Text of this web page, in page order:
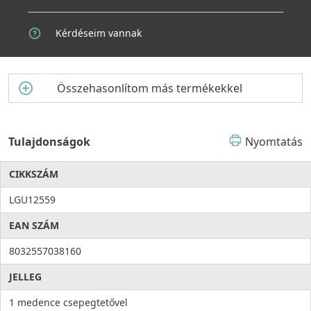
Kérdéseim vannak
Összehasonlítom más termékekkel
Tulajdonságok Nyomtatás
CIKKSZÁM
LGU12559
EAN SZÁM
8032557038160
JELLEG
1 medence csepegtetővel